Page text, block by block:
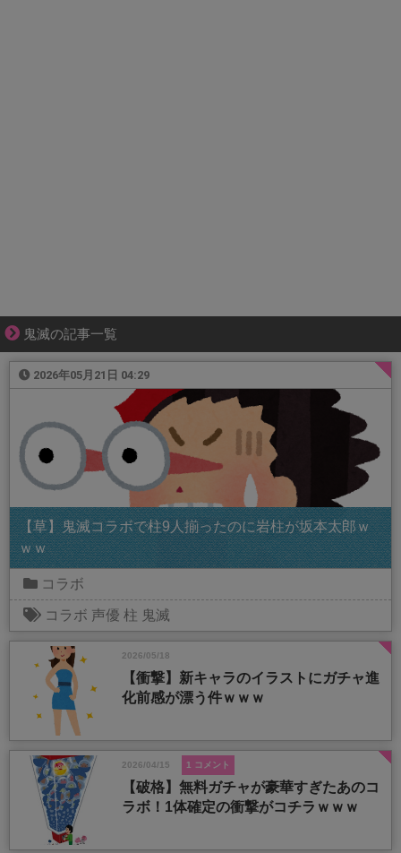
鬼滅の記事一覧
2026年05月21日 04:29
【草】鬼滅コラボで柱9人揃ったのに岩柱が坂本太郎ｗ
ｗｗ
コラボ
コラボ 声優 柱 鬼滅
2026/05/18
【衝撃】新キャラのイラストにガチャ進
化前感が漂う件ｗｗｗ
2026/04/15 1 コメント
【破格】無料ガチャが豪華すぎたあのコ
ラボ！1体確定の衝撃がコチラｗｗｗ